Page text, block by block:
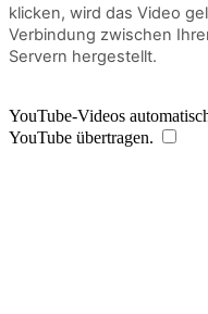
klicken, wird das Video
Verbindung zwischen
Servern hergestellt.